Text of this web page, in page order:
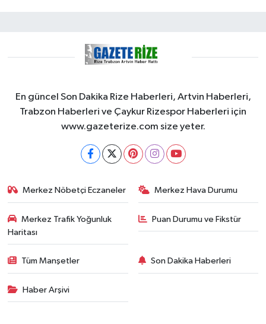
En güncel Son Dakika Rize Haberleri, Artvin Haberleri,
Trabzon Haberleri ve Çaykur Rizespor Haberleri için
www.gazeterize.com size yeter.
Merkez Nöbetçi Eczaneler Merkez Hava Durumu
Merkez Trafik Yoğunluk
Haritası
Puan Durumu ve Fikstür
Tüm Manşetler Son Dakika Haberleri
Haber Arşivi